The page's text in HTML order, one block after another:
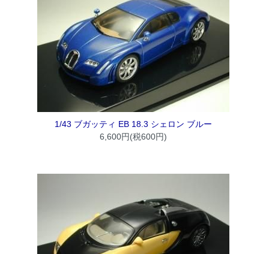
1/43 ブガッティ EB 18.3 シェロン ブルー
6,600円(税600円)